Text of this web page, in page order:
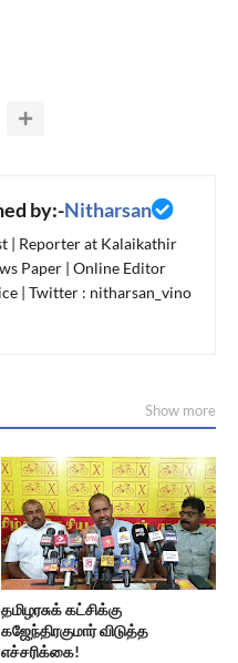
by:-Nitharsan
| Reporter at Kalaikathir
Paper | Online Editor
| Twitter : nitharsan_vino
Show more
தமிழரசுக் கட்சிக்கு
கஜேந்திரகுமார் விடுத்த
எச்சரிக்கை!